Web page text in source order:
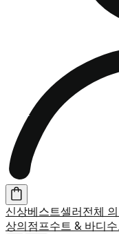
신상베스트셀러 전체
상의 점프수트 & 바디